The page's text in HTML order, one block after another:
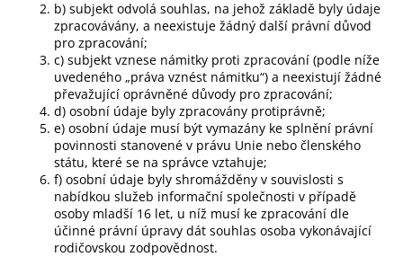
b) subjekt odvolá souhlas, na jehož základě byly údaje
zpracovávány, a neexistuje žádný další právní důvod
pro zpracování;
c) subjekt vznese námitky proti zpracování (podle níže
uvedeného „práva vznést námitku“) a neexistují žádné
převažující oprávněné důvody pro zpracování;
d) osobní údaje byly zpracovány protiprávně;
e) osobní údaje musí být vymazány ke splnění právní
povinnosti stanovené v právu Unie nebo členského
státu, které se na správce vztahuje;
f) osobní údaje byly shromážděny v souvislosti s
nabídkou služeb informační společnosti v případě
osoby mladší 16 let, u níž musí ke zpracování dle
účinné právní úpravy dát souhlas osoba vykonávající
rodičovskou zodpovědnost.